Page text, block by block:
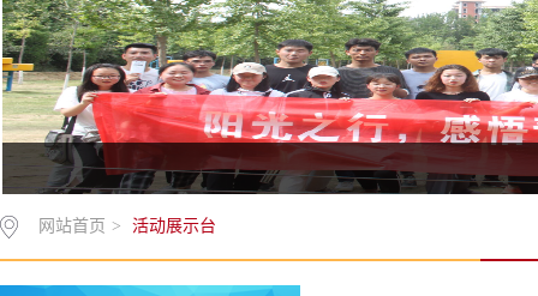
网站首页 > 活动展示台